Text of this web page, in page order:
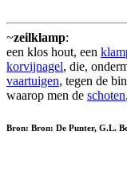
~zeilklamp:
een klos hout, een
korvijnagel, die,
vaartuigen, tegen de
waarop men de schoten,
Bron: Bron: De Punter, G.L.